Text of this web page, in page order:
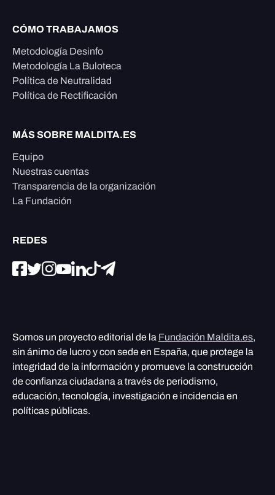
CÓMO TRABAJAMOS
Metodología Desinfo
Metodología La Buloteca
Política de Neutralidad
Política de Rectificación
MÁS SOBRE MALDITA.ES
Equipo
Nuestras cuentas
Transparencia de la organización
La Fundación
REDES
Somos un proyecto editorial de la Fundación Maldita.es,
sin ánimo de lucro y con sede en España, que protege la
integridad de la información y promueve la construcción
de confianza ciudadana a través de periodismo,
educación, tecnología, investigación e incidencia en
políticas públicas.